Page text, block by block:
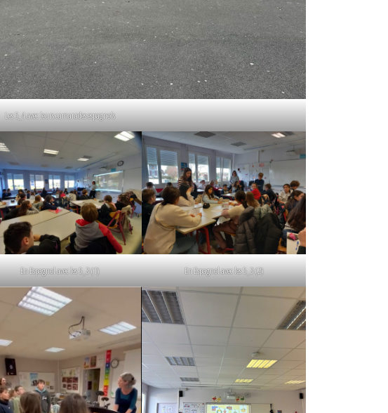
Les 5_4 avec leurs camarades espagnols
En Espagnol avec les 5_3 (1) En Espagnol avec les 5_3 (2)